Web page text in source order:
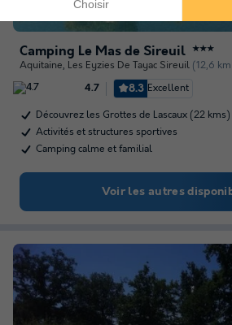
Camping Le Mas de Sireuil ★★★
Aquitaine, Les Eyzies De Tayac Sireuil (12,6
4.7 8.3 Excellent
Découvrez les Grottes de Lascaux (22 kms)
Activités et structures sportives
Camping calme et familial
Voir les autres